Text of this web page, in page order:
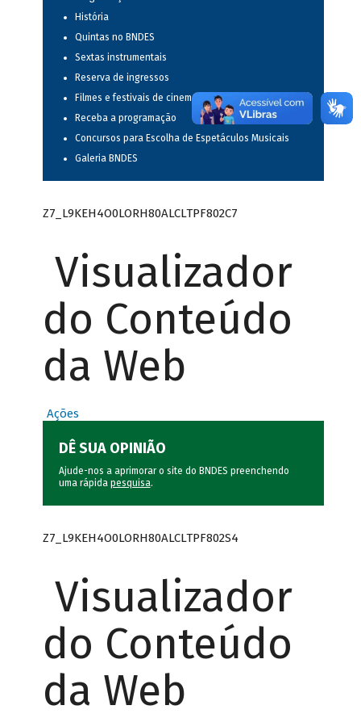
História
Quintas no BNDES
Sextas instrumentais
Reserva de ingressos
Filmes e festivais de cinema
Receba a programação
Concursos para Escolha de Espetáculos Musicais
Galeria BNDES
Z7_L9KEH4O0LORH80ALCLTPF802C7
Visualizador
do Conteúdo
da Web
Ações
DÊ SUA OPINIÃO
Ajude-nos a aprimorar o site do BNDES preenchendo
uma rápida pesquisa.
Z7_L9KEH4O0LORH80ALCLTPF802S4
Visualizador
do Conteúdo
da Web